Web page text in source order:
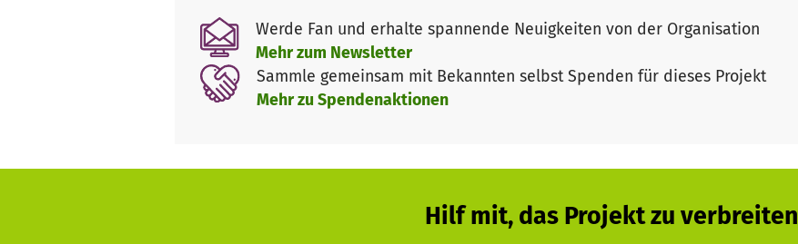
Werde Fan und erhalte spannende Neuigkeiten von der Organisation
Mehr zum Newsletter
Sammle gemeinsam mit Bekannten selbst Spenden für dieses Projekt
Mehr zu Spendenaktionen
Hilf mit, das Projekt zu verbreiten